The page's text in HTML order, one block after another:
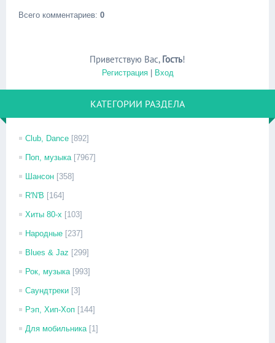
Всего комментариев: 0
Приветствую Вас, Гость!
Регистрация| Вход
КАТЕГОРИИ РАЗДЕЛА
Club, Dance [892]
Поп, музыка [7967]
Шансон [358]
R'N'B [164]
Хиты 80-х [103]
Народные [237]
Blues & Jaz [299]
Рок, музыка [993]
Саундтреки [3]
Рэп, Хип-Хоп [144]
Для мобильника [1]